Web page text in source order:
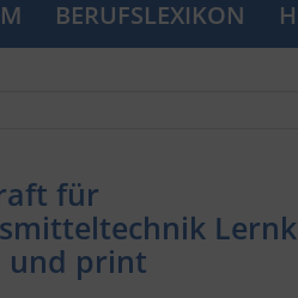
BERUFSLEXIKON
für
und print